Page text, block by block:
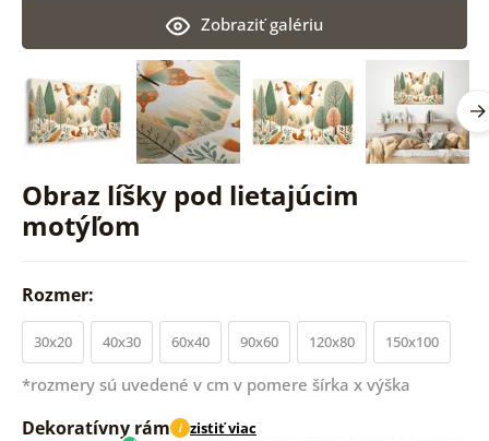
Obraz líšky pod lietajúcim
motýľom
Zobraziť galériu
Rozmer:
30x20 40x30 60x40 90x60 120x80 150x100
*rozmery sú uvedené v cm v pomere šírka x výška
Dekoratívny rám i zistiť viac